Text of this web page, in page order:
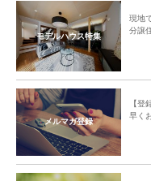
モデルハウス特集
現地
分譲
メルマガ登録
【登
早く